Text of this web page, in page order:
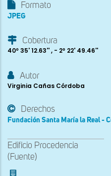
Formato
JPEG
Cobertura
40º 35' 12.63'' , - 2º 22' 49.46''
Autor
Virginia Cañas Córdoba
Derechos
Fundación Santa María la Real -
Edificio Procedencia
(Fuente)